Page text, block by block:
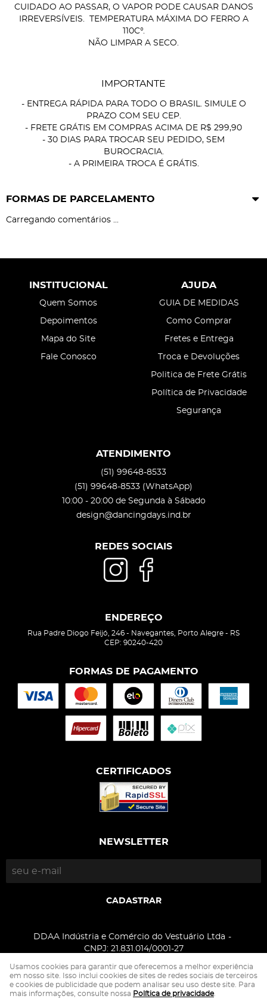
CUIDADO AO PASSAR, O VAPOR PODE CAUSAR DANOS
IRREVERSÍVEIS. TEMPERATURA MÁXIMA DO FERRO A
110C°.
NÃO LIMPAR A SECO.
IMPORTANTE
- ENTREGA RÁPIDA PARA TODO O BRASIL. SIMULE O
PRAZO COM SEU CEP.
- FRETE GRÁTIS EM COMPRAS ACIMA DE R$ 299,90
- 30 DIAS PARA TROCAR SEU PEDIDO, SEM
BUROCRACIA.
- A PRIMEIRA TROCA É GRÁTIS.
FORMAS DE PARCELAMENTO
Carregando comentários ...
INSTITUCIONAL
Quem Somos
Depoimentos
Mapa do Site
Fale Conosco
AJUDA
GUIA DE MEDIDAS
Como Comprar
Fretes e Entrega
Troca e Devoluções
Politica de Frete Grátis
Política de Privacidade
Segurança
ATENDIMENTO
(51) 99648-8533
(51) 99648-8533 (WhatsApp)
10:00 - 20:00 de Segunda à Sábado
design@dancingdays.ind.br
REDES SOCIAIS
ENDEREÇO
Rua Padre Diogo Feijó, 246 - Navegantes, Porto Alegre - RS
CEP: 90240-420
FORMAS DE PAGAMENTO
CERTIFICADOS
NEWSLETTER
CADASTRAR
DDAA Indústria e Comércio do Vestuário Ltda
CNPJ: 21.831.014/0001-27
LOJA VIRTUAL CRIADA POR
Usamos cookies para garantir que oferecemos a melhor experiência
em nosso site. Isso inclui cookies de sites de redes sociais de terceiros
e cookies de publicidade que podem analisar seu uso deste site. Para
mais informações, consulte nossa Política de privacidade.